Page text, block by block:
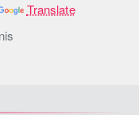
Translate